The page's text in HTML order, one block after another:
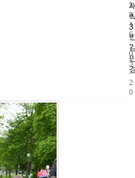
3
3
3
2
0
1
6
-
0
5
-
2
0